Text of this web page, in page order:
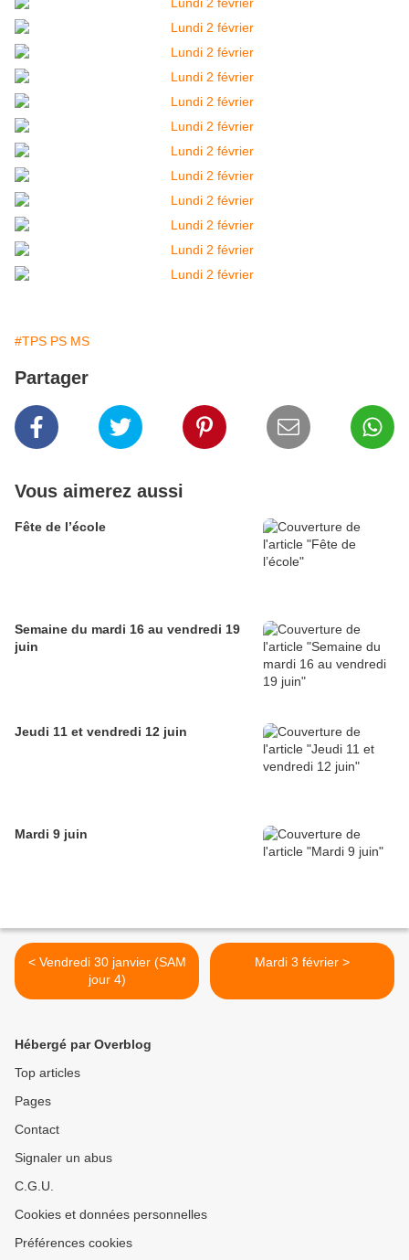
#TPS PS MS
Partager
Vous aimerez aussi
Fête de l’école
Semaine du mardi 16 au vendredi 19
juin
Jeudi 11 et vendredi 12 juin
Mardi 9 juin
< Vendredi 30 janvier (SAM
jour 4)
Mardi 3 février >
Hébergé par Overblog
Top articles
Pages
Contact
Signaler un abus
C.G.U.
Cookies et données personnelles
Préférences cookies